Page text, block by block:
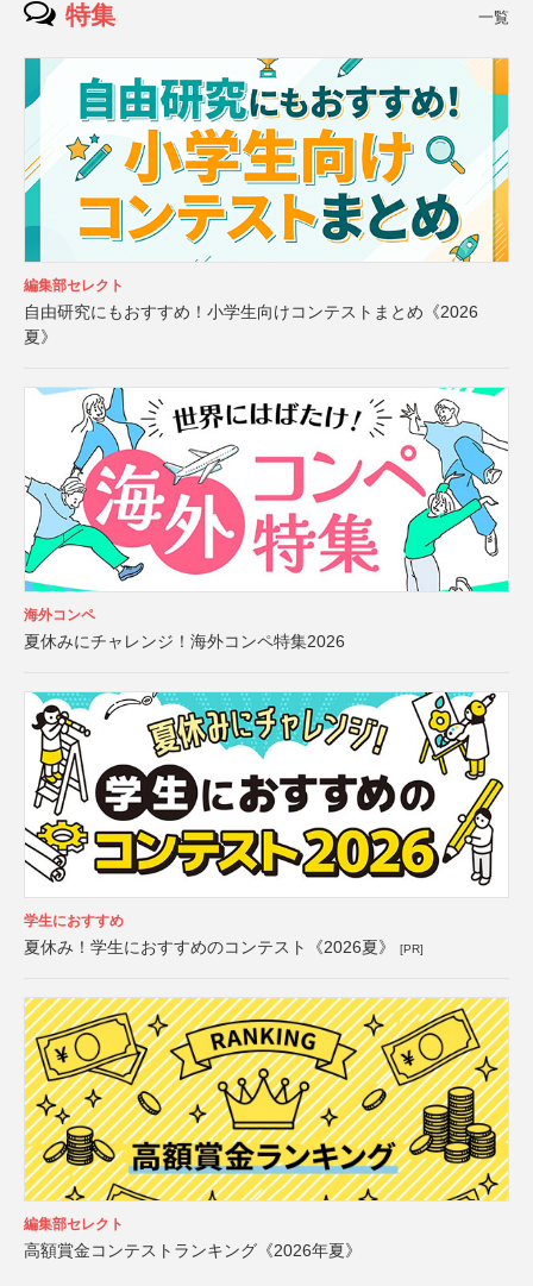
特集 一覧
編集部セレクト
自由研究にもおすすめ！小学生向けコンテストまとめ《2026
夏》
海外コンペ
夏休みにチャレンジ！海外コンペ特集2026
学生におすすめ
夏休み！学生におすすめのコンテスト《2026夏》 [PR]
編集部セレクト
高額賞金コンテストランキング《2026年夏》